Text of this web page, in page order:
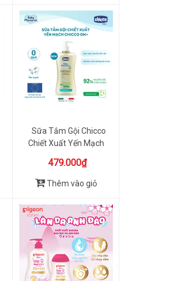
Sữa Tắm Gội Chicco
Chiết Xuất Yến Mạch
479.000₫
Thêm vào giỏ